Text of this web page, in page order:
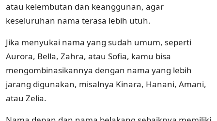
atau kelembutan dan keanggunan, agar
keseluruhan nama terasa lebih utuh.
Jika menyukai nama yang sudah umum, seperti
Aurora, Bella, Zahra, atau Sofia, kamu bisa
mengombinasikannya dengan nama yang lebih
jarang digunakan, misalnya Kinara, Hanani, Amani,
atau Zelia.